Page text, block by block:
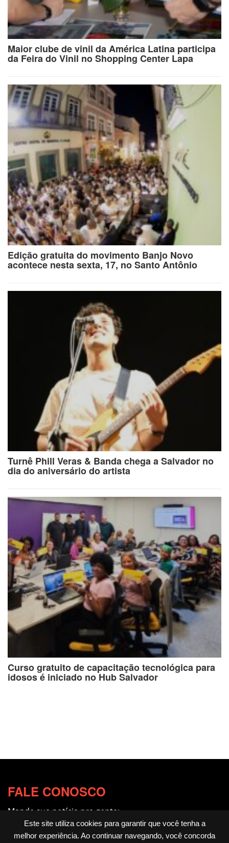
Este site utiliza cookies para garantir que você tenha a
melhor experiência. Ao continuar navegando, você concorda
Maior clube de vinil da América Latina participa
da Feira do Vinil no Shopping Center Lapa
Edição gratuita do movimento Banjo Novo
acontece nesta sexta, 17, no Santo Antônio
Turnê Phill Veras & Banda chega a Salvador no
dia do aniversário do artista
Curso gratuito de capacitação tecnológica para
idosos é iniciado no Hub Salvador
FALE CONOSCO
Mande sua notícia pra gente:
redacao@fotocitando.com.br
Políticas de Privacidade